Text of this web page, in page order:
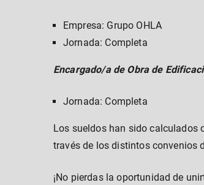
Empresa: Grupo OHLA
Jornada: Completa
Encargado/a de Obra de
Jornada: Completa
Los sueldos han sido calculados
través de los distintos convenios
¡No pierdas la oportunidad de